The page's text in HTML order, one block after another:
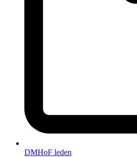
DMHoF leden